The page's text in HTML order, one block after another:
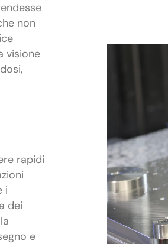
non
visione
rapidi
i
dei
e